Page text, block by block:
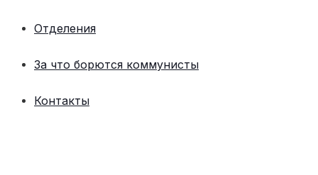
Отделения
За что борются коммунисты
Контакты